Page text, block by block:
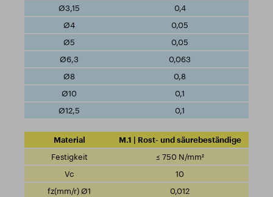
0,4
0,05
0,05
0,063
0,8
0,1
0,1
M.1 | Rost- und säurebeständige
≤ 750 N/mm²
10
0,012